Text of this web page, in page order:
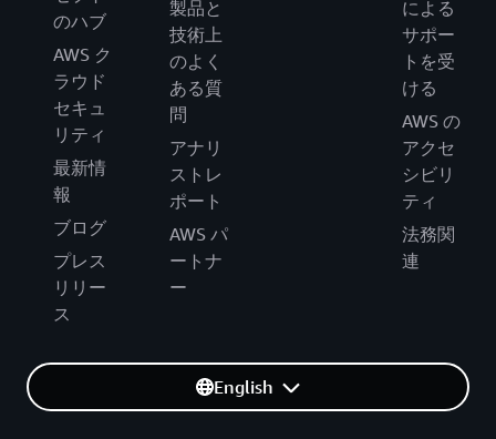
のハブ
AWS ク
ラウド
セキュ
リティ
最新情
報
ブログ
プレス
リリー
ス
製品と
技術上
のよく
ある質
問
アナリ
ストレ
ポート
AWS パ
ートナ
ー
による
サポー
トを受
ける
AWS の
アクセ
シビリ
ティ
法務関
連
English